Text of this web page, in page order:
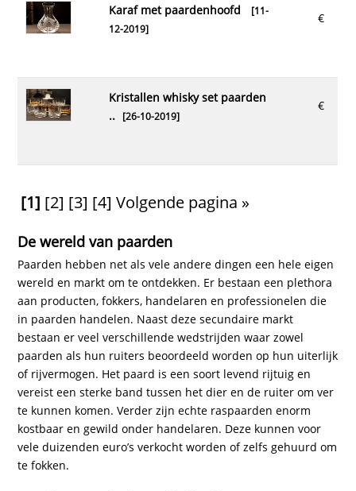
€
karaf met paardenhoofd
[11-
12-2019]
€
kristallen whisky set paarden
..[26-10-2019]
[1] [2] [3] [4] Volgende pagina »
De wereld van paarden
Paarden hebben net als vele andere dingen een hele eigen
wereld en markt om te ontdekken. Er bestaan een plethora
aan producten, fokkers, handelaren en professionelen die
in paarden handelen. Naast deze secundaire markt
bestaan er veel verschillende wedstrijden waar zowel
paarden als hun ruiters beoordeeld worden op hun uiterlijk
of rijvermogen. Het paard is een soort levend rijtuig en
vereist een sterke band tussen het dier en de ruiter om ver
te kunnen komen. Verder zijn echte raspaarden enorm
kostbaar en gewild onder handelaren. Deze kunnen voor
vele duizenden euro’s verkocht worden of zelfs gehuurd om
te fokken.